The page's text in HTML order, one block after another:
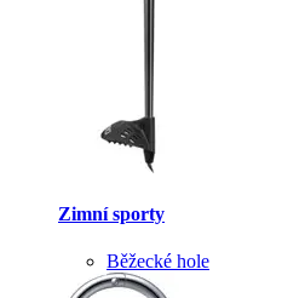
Zimní sporty
Běžecké hole